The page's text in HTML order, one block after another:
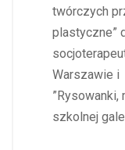
twórczych
plastyczne”
Warszawie i
”Rysowanki,
szkolnej